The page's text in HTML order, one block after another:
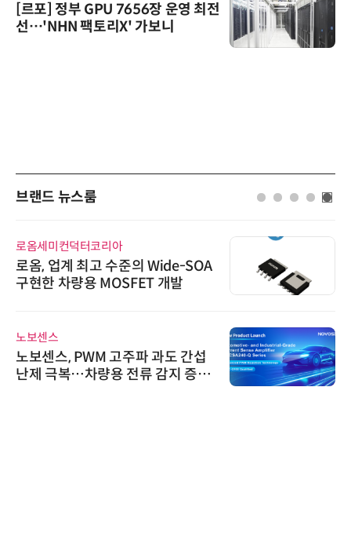
[르포] 정부 GPU 7656장 운영 최전
선…'NHN 팩토리X' 가보니
브랜드 뉴스룸
로옴세미컨덕터코리아
로옴, 업계 최고 수준의 Wide-SOA
구현한 차량용 MOSFET 개발
노보센스
노보센스, PWM 고주파 과도 간섭
난제 극복…차량용 전류 감지 증폭